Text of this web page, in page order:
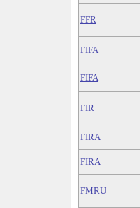
FFR
FIFA
FIFA
FIR
FIRA
FIRA
FMRU